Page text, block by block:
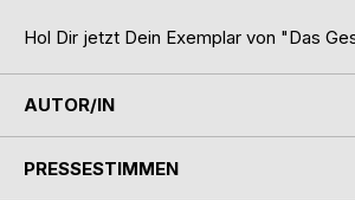
Hol Dir jetzt Dein Exemplar von "Das
AUTOR/IN
PRESSESTIMMEN